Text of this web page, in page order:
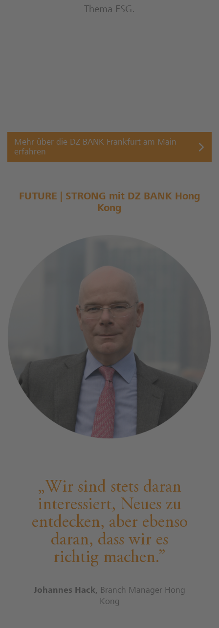
Thema ESG.
Mehr über die DZ BANK Frankfurt am Main
erfahren
FUTURE | STRONG mit DZ BANK Hong
Kong
Wir sind stets daran
interessiert, Neues zu
entdecken, aber ebenso
daran, dass wir es
richtig machen.
Johannes Hack, Branch Manager Hong
Kong